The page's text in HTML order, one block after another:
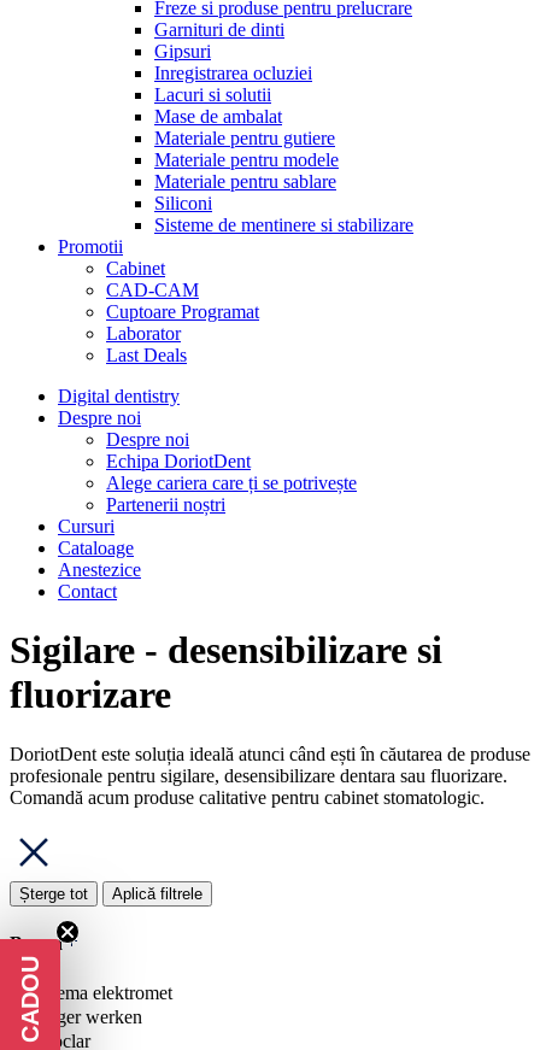
Freze si produse pentru prelucrare
Garnituri de dinti
Gipsuri
Inregistrarea ocluziei
Lacuri si solutii
Mase de ambalat
Materiale pentru gutiere
Materiale pentru modele
Materiale pentru sablare
Siliconi
Sisteme de mentinere si stabilizare
Promotii
Cabinet
CAD-CAM
Cuptoare Programat
Laborator
Last Deals
Digital dentistry
Despre noi
Despre noi
Echipa DoriotDent
Alege cariera care ți se potrivește
Partenerii noștri
Cursuri
Cataloage
Anestezice
Contact
Sigilare - desensibilizare si
fluorizare
DoriotDent este soluția ideală atunci când ești în căutarea de produse
profesionale pentru sigilare, desensibilizare dentara sau fluorizare.
Comandă acum produse calitative pentru cabinet stomatologic.
Șterge tot Aplică filtrele
Brand
chema elektromet
hager werken
ivoclar